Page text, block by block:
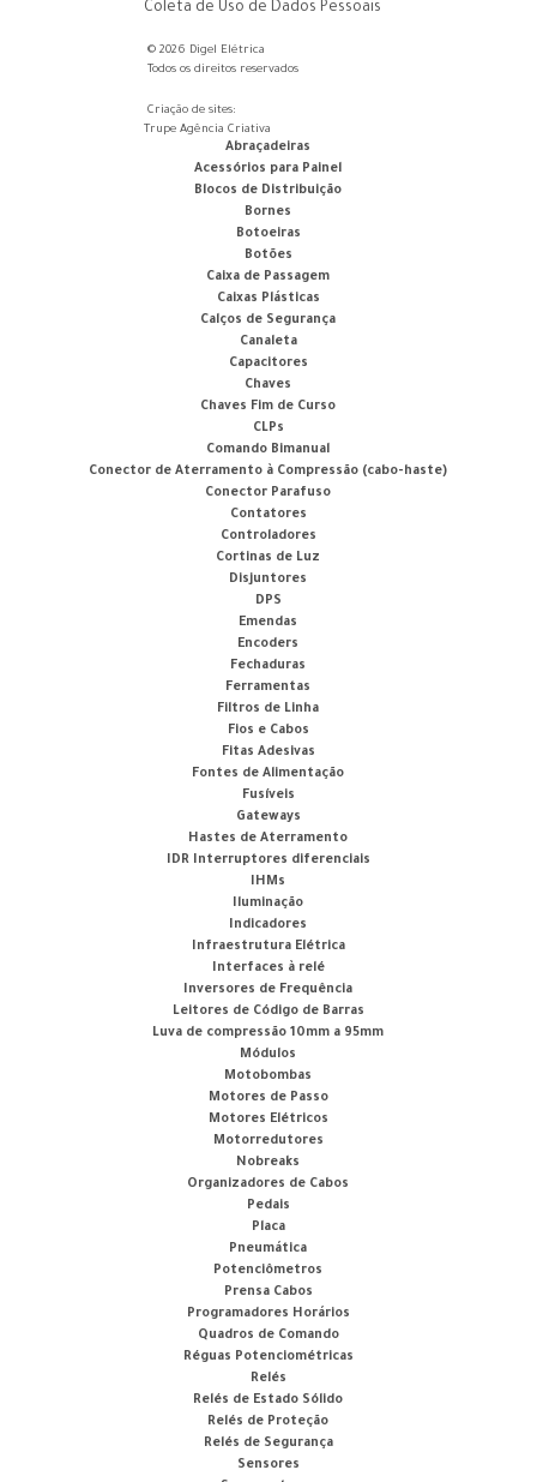
Coleta de Uso de Dados Pessoais
© 2026 Digel Elétrica
Todos os direitos reservados
Criação de sites:
Trupe Agência Criativa
Abraçadeiras
Acessórios para Painel
Blocos de Distribuição
Bornes
Botoeiras
Botões
Caixa de Passagem
Caixas Plásticas
Calços de Segurança
Canaleta
Capacitores
Chaves
Chaves Fim de Curso
CLPs
Comando Bimanual
Conector de Aterramento à Compressão (cabo-haste)
Conector Parafuso
Contatores
Controladores
Cortinas de Luz
Disjuntores
DPS
Emendas
Encoders
Fechaduras
Ferramentas
Filtros de Linha
Fios e Cabos
Fitas Adesivas
Fontes de Alimentação
Fusíveis
Gateways
Hastes de Aterramento
IDR Interruptores diferenciais
IHMs
Iluminação
Indicadores
Infraestrutura Elétrica
Interfaces à relé
Inversores de Frequência
Leitores de Código de Barras
Luva de compressão 10mm a 95mm
Módulos
Motobombas
Motores de Passo
Motores Elétricos
Motorredutores
Nobreaks
Organizadores de Cabos
Pedais
Placa
Pneumática
Potenciômetros
Prensa Cabos
Programadores Horários
Quadros de Comando
Réguas Potenciométricas
Relés
Relés de Estado Sólido
Relés de Proteção
Relés de Segurança
Sensores